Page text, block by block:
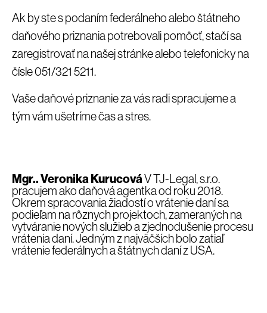
Ak by ste s podaním federálneho alebo štátneho
daňového priznania potrebovali pomôcť, stačí sa
zaregistrovať na našej stránke alebo telefonicky na
čísle 051/321 5211.
Vaše daňové priznanie za vás radi spracujeme a
tým vám ušetríme čas a stres.
Mgr.. Veronika KurucováV TJ-Legal, s.r.o.
pracujem ako daňová agentka od roku 2018.
Okrem spracovania žiadostí o vrátenie daní sa
podieľam na rôznych projektoch, zameraných na
vytváranie nových služieb a zjednodušenie procesu
vrátenia daní. Jedným z najväčších bolo zatiaľ
vrátenie federálnych a štátnych daní z USA.